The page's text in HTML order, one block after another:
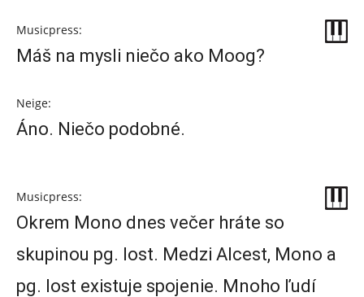
Musicpress:
Máš na mysli niečo ako Moog?
Neige:
Áno. Niečo podobné.
Musicpress:
Okrem Mono dnes večer hráte so
skupinou pg. lost. Medzi Alcest, Mono a
pg. lost existuje spojenie. Mnoho ľudí